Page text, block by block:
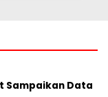
Sampaikan Data